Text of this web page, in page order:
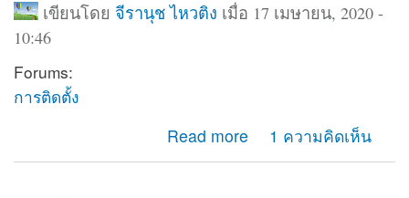
เขียนโดย จีรานุช ไหวติง เมื่อ 17 เมษายน, 2020 -
10:46
Forums:
การติดตั้ง
Read more
1 ความคิดเห็น